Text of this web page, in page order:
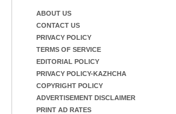
ABOUT US
CONTACT US
PRIVACY POLICY
TERMS OF SERVICE
EDITORIAL POLICY
PRIVACY POLICY-KAZHCHA
COPYRIGHT POLICY
ADVERTISEMENT DISCLAIMER
PRINT AD RATES